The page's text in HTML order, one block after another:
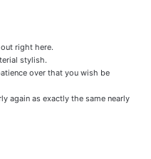
right here.
stylish.
over that you wish be
again as exactly the same nearly